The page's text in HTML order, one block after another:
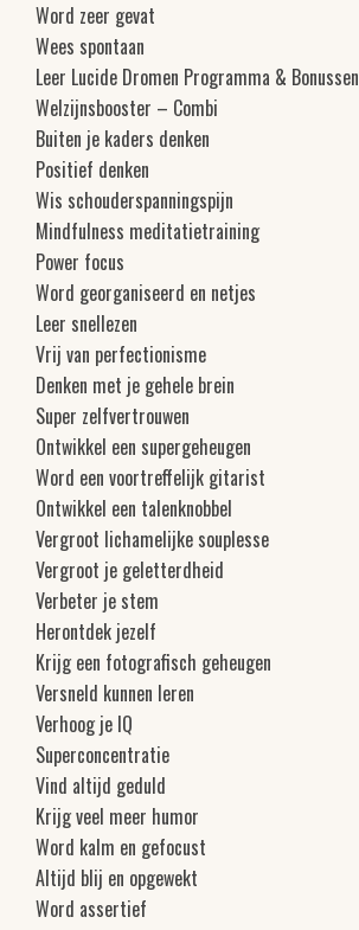
Word zeer gevat
Wees spontaan
Leer Lucide Dromen Programma & Bonussen
Welzijnsbooster – Combi
Buiten je kaders denken
Positief denken
Wis schouderspanningspijn
Mindfulness meditatietraining
Power focus
Word georganiseerd en netjes
Leer snellezen
Vrij van perfectionisme
Denken met je gehele brein
Super zelfvertrouwen
Ontwikkel een supergeheugen
Word een voortreffelijk gitarist
Ontwikkel een talenknobbel
Vergroot lichamelijke souplesse
Vergroot je geletterdheid
Verbeter je stem
Herontdek jezelf
Krijg een fotografisch geheugen
Versneld kunnen leren
Verhoog je IQ
Superconcentratie
Vind altijd geduld
Krijg veel meer humor
Word kalm en gefocust
Altijd blij en opgewekt
Word assertief